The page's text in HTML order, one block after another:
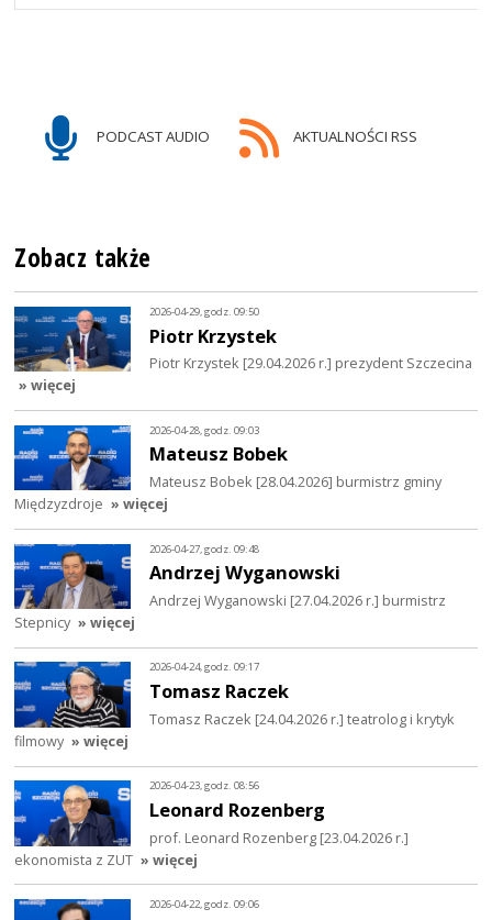
PODCAST AUDIO AKTUALNOŚCI RSS
Zobacz także
2026-04-29, godz. 09:50
Piotr Krzystek
Piotr Krzystek [29.04.2026 r.] prezydent Szczecina
» więcej
2026-04-28, godz. 09:03
Mateusz Bobek
Mateusz Bobek [28.04.2026] burmistrz gminy
Międzyzdroje » więcej
2026-04-27, godz. 09:48
Andrzej Wyganowski
Andrzej Wyganowski [27.04.2026 r.] burmistrz
Stepnicy » więcej
2026-04-24, godz. 09:17
Tomasz Raczek
Tomasz Raczek [24.04.2026 r.] teatrolog i krytyk
filmowy » więcej
2026-04-23, godz. 08:56
Leonard Rozenberg
prof. Leonard Rozenberg [23.04.2026 r.]
ekonomista z ZUT » więcej
2026-04-22, godz. 09:06